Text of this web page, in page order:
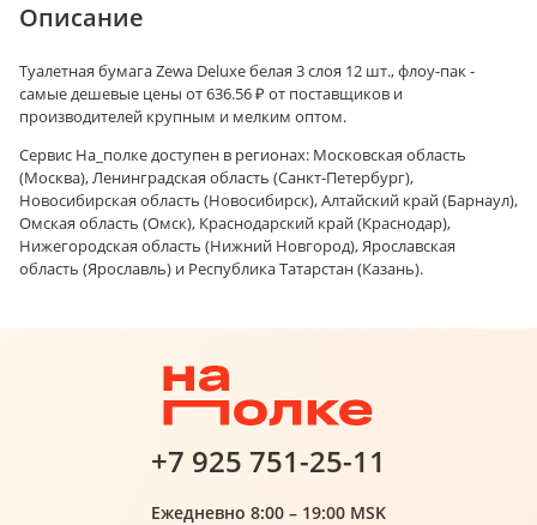
Описание
Туалетная бумага Zewa Deluxe белая 3 слоя 12 шт., флоу-пак -
самые дешевые цены от 636.56 ₽ от поставщиков и
производителей крупным и мелким оптом.
Сервис На_полке доступен в регионах: Московская область
(Москва), Ленинградская область (Санкт-Петербург),
Новосибирская область (Новосибирск), Алтайский край (Барнаул),
Омская область (Омск), Краснодарский край (Краснодар),
Нижегородская область (Нижний Новгород), Ярославская
область (Ярославль) и Республика Татарстан (Казань).
+7 925 751-25-11
Ежедневно 8:00 – 19:00 MSK